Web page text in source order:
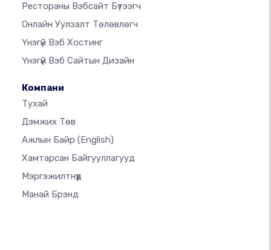
Рестораны Вэбсайт Бүтээгч
Онлайн Уулзалт Төлөвлөгч
Үнэгүй Вэб Хостинг
Үнэгүй Вэб Сайтын Дизайн
Компани
Тухай
Дэмжих Төв
Ажлын Байр (English)
Хамтарсан Байгууллагууд
Мэргэжилтнүүд
Манай Брэнд